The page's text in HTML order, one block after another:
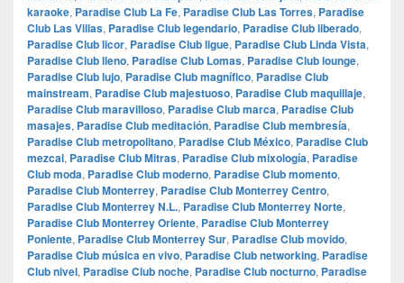
karaoke, Paradise Club La Fe, Paradise Club Las Torres, Paradise
Club Las Villas, Paradise Club legendario, Paradise Club liberado,
Paradise Club licor, Paradise Club ligue, Paradise Club Linda Vista,
Paradise Club lleno, Paradise Club Lomas, Paradise Club lounge,
Paradise Club lujo, Paradise Club magnífico, Paradise Club
mainstream, Paradise Club majestuoso, Paradise Club maquillaje,
Paradise Club maravilloso, Paradise Club marca, Paradise Club
masajes, Paradise Club meditación, Paradise Club membresía,
Paradise Club metropolitano, Paradise Club México, Paradise Club
mezcal, Paradise Club Mitras, Paradise Club mixología, Paradise
Club moda, Paradise Club moderno, Paradise Club momento,
Paradise Club Monterrey, Paradise Club Monterrey Centro,
Paradise Club Monterrey N.L., Paradise Club Monterrey Norte,
Paradise Club Monterrey Oriente, Paradise Club Monterrey
Poniente, Paradise Club Monterrey Sur, Paradise Club movido,
Paradise Club música en vivo, Paradise Club networking, Paradise
Club nivel, Paradise Club noche, Paradise Club nocturno, Paradise